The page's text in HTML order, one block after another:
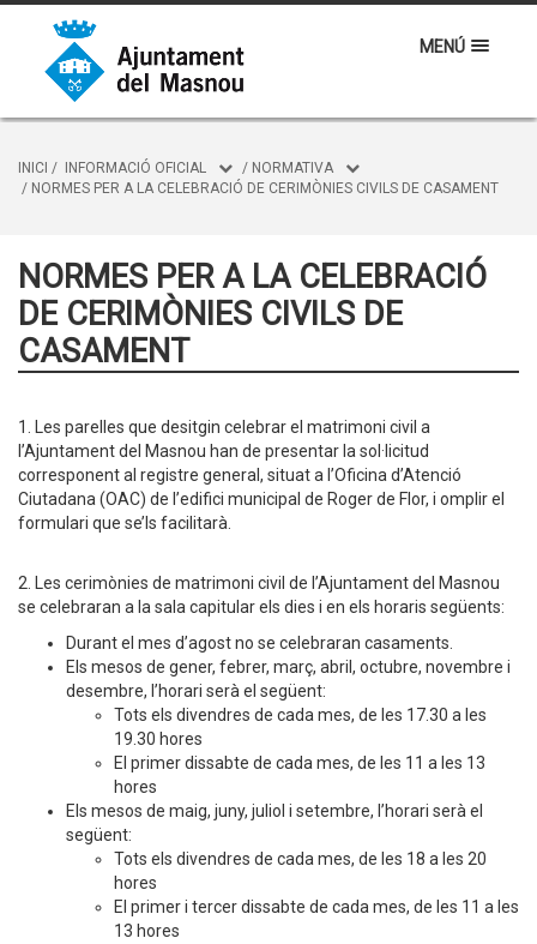
MENÚ
INICI / INFORMACIÓ OFICIAL / NORMATIVA
/ NORMES PER A LA CELEBRACIÓ DE CERIMÒNIES CIVILS DE CASAMENT
NORMES PER A LA CELEBRACIÓ
DE CERIMÒNIES CIVILS DE
CASAMENT
1. Les parelles que desitgin celebrar el matrimoni civil a
l’Ajuntament del Masnou han de presentar la sol·licitud
corresponent al registre general, situat a l’Oficina d’Atenció
Ciutadana (OAC) de l’edifici municipal de Roger de Flor, i omplir el
formulari que se’ls facilitarà.
2. Les cerimònies de matrimoni civil de l’Ajuntament del Masnou
se celebraran a la sala capitular els dies i en els horaris següents:
Durant el mes d’agost no se celebraran casaments.
Els mesos de gener, febrer, març, abril, octubre, novembre i
desembre, l’horari serà el següent:
Tots els divendres de cada mes, de les 17.30 a les
19.30 hores
El primer dissabte de cada mes, de les 11 a les 13
hores
Els mesos de maig, juny, juliol i setembre, l’horari serà el
següent:
Tots els divendres de cada mes, de les 18 a les 20
hores
El primer i tercer dissabte de cada mes, de les 11 a les
13 hores